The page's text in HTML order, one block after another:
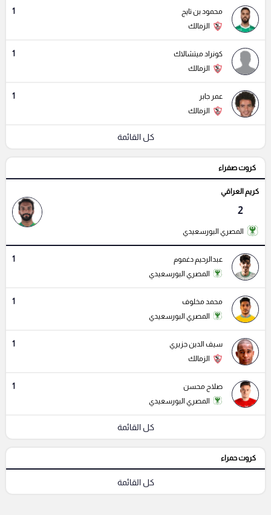
محمود بن تايج 1
الزمالك
كونراد ميتشالاك 1
الزمالك
عمر جابر 1
الزمالك
كل القائمة
كروت صفراء
كريم العراقي
2
المصري البورسعيدي
عبدالرحيم دغموم 1
المصري البورسعيدي
محمد مخلوف 1
المصري البورسعيدي
سيف الدين جزيري 1
الزمالك
صلاح محسن 1
المصري البورسعيدي
كل القائمة
كروت حمراء
كل القائمة